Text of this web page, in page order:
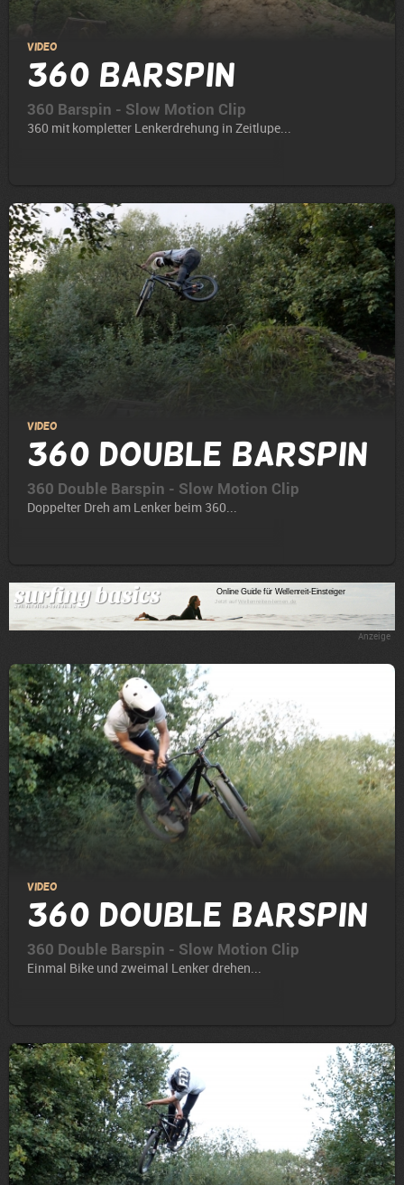
Video
360 Barspin
360 Barspin - Slow Motion Clip
360 mit kompletter Lenkerdrehung in Zeitlupe...
Video
360 Double Barspin
360 Double Barspin - Slow Motion Clip
Doppelter Dreh am Lenker beim 360...
Anzeige
Video
360 Double Barspin
360 Double Barspin - Slow Motion Clip
Einmal Bike und zweimal Lenker drehen...